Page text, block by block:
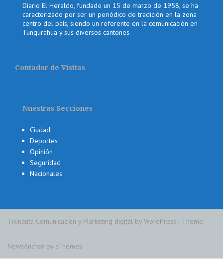
Diario El Heraldo, fundado un 15 de marzo de 1958, se ha
caracterizado por ser un periódico de tradición en la zona
centro del país, siendo un referente en la comunicación en
Tungurahua y sus diversos cantones.
Contador de Visitas
Nuestras Secciones
Ciudad
Deportes
Opinión
Seguridad
Nacionales
Tikinauta Comunicación y Marketing digital by WordPress | Theme:
NewsAnchor by aThemes.